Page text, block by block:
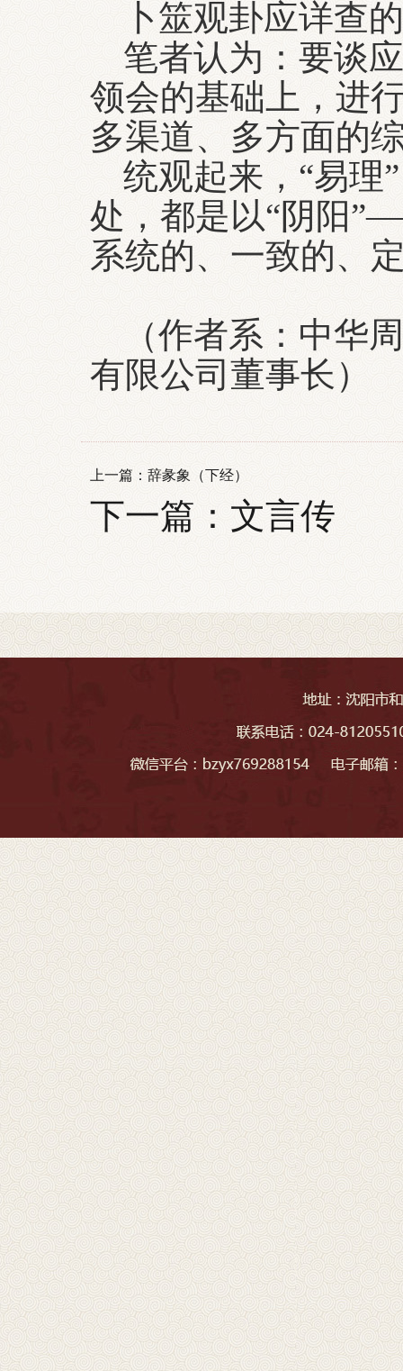
卜筮观卦应详查
笔者认为：要谈
领会的基础上，进
多渠道、多方面的
统观起来，“易理
处，都是以“阴阳
系统的、一致的、
（作者系：中华
有限公司董事长）
上一篇： 辞彖象（下经）
下一篇： 文言传